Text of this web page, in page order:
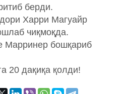
берди.
Харри Магуайр
чиқмоқда.
Марринер бошқариб
20 дақиқа қолди!